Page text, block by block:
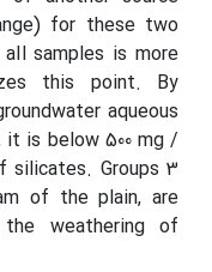
for these two
samples is more
this point. By
aqueous
it is below 500 mg /
silicates. Groups 3
of the plain, are
weathering of